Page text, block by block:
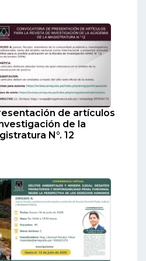
de artículos
de la
N°. 12